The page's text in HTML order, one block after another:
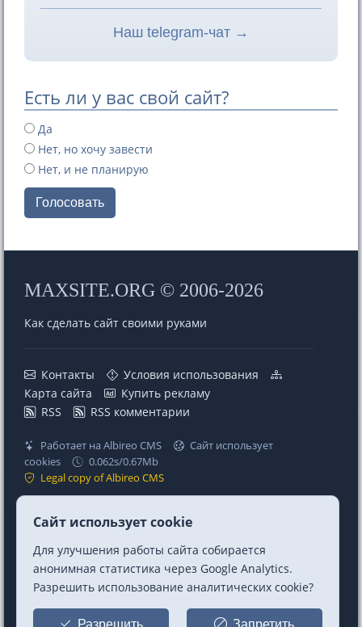
Наш telegram-чат →
Есть ли у вас свой сайт?
Да
Нет, но хочу завести
Нет, и не планирую
Голосовать
MAXSITE.ORG © 2006-2026
Как сделать сайт своими руками
Контакты
Условия использования
Карта сайта
Купить рекламу
RSS
RSS комментарии
Работает на Albireo CMS
Сайт использует
cookies
0.062s/0.67Mb
Legal copy of Albireo CMS
Проекты
MaxSite CMS
Albireo CMS
Berry CSS (CSS Utilities)
Заказать создание сайта
Ссылки
Telegram
Telegram Chat
Mastodon
GitHub
Сайт использует cookie
Для улучшения работы сайта собирается
анонимная статистика через Google Analytics.
Разрешить использование аналитических cookie?
Разрешить Запретить